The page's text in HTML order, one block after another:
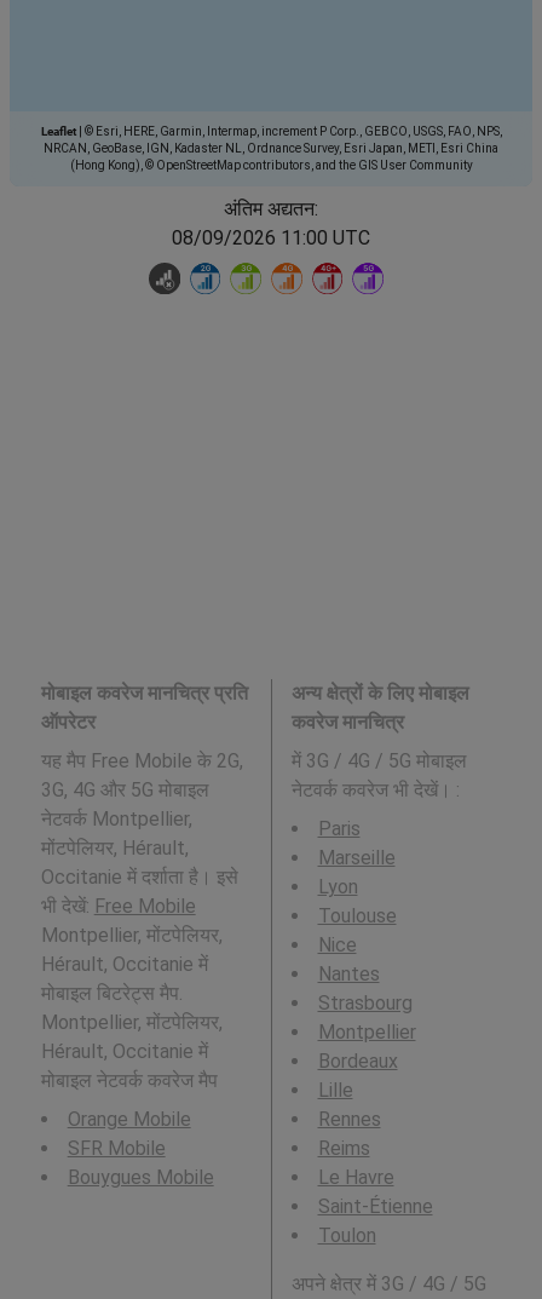
Leaflet
© Esri, HERE, Garmin, Intermap, increment P Corp., GEBCO, USGS, FAO, NPS,
NRCAN, GeoBase, IGN, Kadaster NL, Ordnance Survey, Esri Japan, METI, Esri China
(Hong Kong), © OpenStreetMap contributors, and the GIS User Community
अंतिम अद्यतन:
08/09/2026 11:00 UTC
मोबाइल कवरेज मानचित्र प्रति
ऑपरेटर
यह मैप Free Mobile के 2G,
3G, 4G और 5G मोबाइल
नेटवर्क Montpellier,
मोंटपेलियर, Hérault,
Occitanie में दर्शाता है। इसे
भी देखें: Free Mobile
Montpellier, मोंटपेलियर,
Hérault, Occitanie में
मोबाइल बिटरेट्स मैप.
Montpellier, मोंटपेलियर,
Hérault, Occitanie में
मोबाइल नेटवर्क कवरेज मैप
Orange Mobile
SFR Mobile
Bouygues Mobile
अन्य क्षेत्रों के लिए मोबाइल
कवरेज मानचित्र
में 3G / 4G / 5G मोबाइल
नेटवर्क कवरेज भी देखें। :
Paris
Marseille
Lyon
Toulouse
Nice
Nantes
Strasbourg
Montpellier
Bordeaux
Lille
Rennes
Reims
Le Havre
Saint-Étienne
Toulon
अपने क्षेत्र में 3G / 4G / 5G